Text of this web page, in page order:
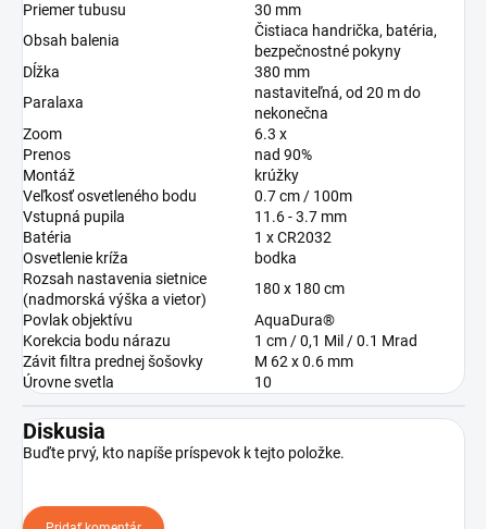
Priemer tubusu
30 mm
Obsah balenia
Čistiaca handrička, batéria,
bezpečnostné pokyny
Dĺžka
380 mm
Paralaxa
nastaviteľná, od 20 m do
nekonečna
Zoom
6.3 x
Prenos
nad 90%
Montáž
krúžky
Veľkosť osvetleného bodu
0.7 cm / 100m
Vstupná pupila
11.6 - 3.7 mm
Batéria
1 x CR2032
Osvetlenie kríža
bodka
Rozsah nastavenia sietnice
(nadmorská výška a vietor)
180 x 180 cm
Povlak objektívu
AquaDura®
Korekcia bodu nárazu
1 cm / 0,1 Mil / 0.1 Mrad
Závit filtra prednej šošovky
M 62 x 0.6 mm
Úrovne svetla
10
Diskusia
Buďte prvý, kto napíše príspevok k tejto položke.